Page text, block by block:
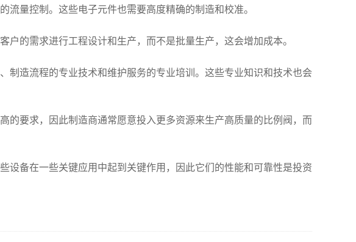
量控制。这些电子元件也需要高度精确的制造和校准。
的需求进行工程设计和生产，而不是批量生产，这会增加成本。
制造流程的专业技术和维护服务的专业培训。这些专业知识和技术也会
的要求，因此制造商通常愿意投入更多资源来生产高质量的比例阀，而
设备在一些关键应用中起到关键作用，因此它们的性能和可靠性是投资